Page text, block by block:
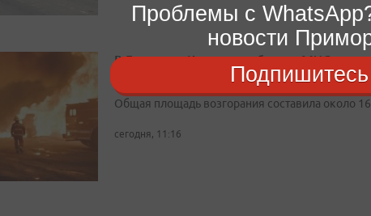
В Большом Камне огнеборцы МЧС
Общая площадь возгорания составила около
сегодня, 11:16
Проблемы с
новости